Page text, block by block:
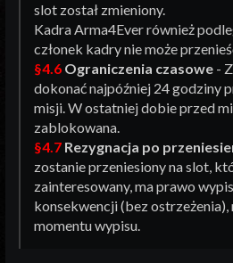
slot został zmieniony.
Kadra Arma4Ever również
członek kadry nie może
§4.6 Ograniczenia czasowe -
dokonać najpóźniej 24 godziny
misji. W ostatniej dobie przed
zablokowana.
§4.7 Rezygnacja po
zostanie przeniesiony na slot,
zainteresowany, ma prawo
konsekwencji (bez ostrzeżenia),
momentu wypisu.